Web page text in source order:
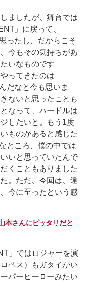
ましたが、舞台では
」に戻って、
ったし、だからこそ
今もその気持ちがあ
いなものです
ってきたのは
だなと今も思いま
ないと思ったことも
なって、ハードルは
したいと。もう1度
ものがあると感じた
ところ、僕の中では
いと思っていたんで
くこともありました
。ただ、今回は、違
今に至ったという感
本さんにピッタリだと
」ではロジャーを演
ペス）もガタイがい
パーヒーローみたい